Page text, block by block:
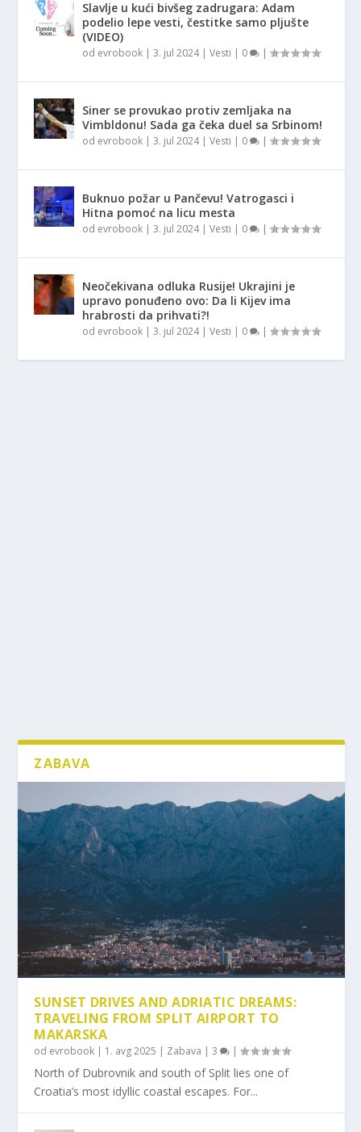
Slavlje u kući bivšeg zadrugara: Adam
podelio lepe vesti, čestitke samo pljušte
(VIDEO)
od evrobook |3. jul 2024|Vesti | 0 |
Siner se provukao protiv zemljaka na
Vimbldonu! Sada ga čeka duel sa Srbinom!
od evrobook |3. jul 2024|Vesti | 0 |
Buknuo požar u Pančevu! Vatrogasci i
Hitna pomoć na licu mesta
od evrobook |3. jul 2024|Vesti | 0 |
Neočekivana odluka Rusije! Ukrajini je
upravo ponuđeno ovo: Da li Kijev ima
hrabrosti da prihvati?!
od evrobook |3. jul 2024|Vesti | 0 |
ZABAVA
SUNSET DRIVES AND ADRIATIC DREAMS:
TRAVELING FROM SPLIT AIRPORT TO
MAKARSKA
od evrobook | 1. avg 2025 | Zabava |3 |
North of Dubrovnik and south of Split lies one of
Croatia’s most idyllic coastal escapes. For...